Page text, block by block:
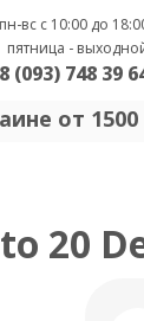
пн-вс с 10:00 до
пятница -
(093) 748 39
от 1500
20